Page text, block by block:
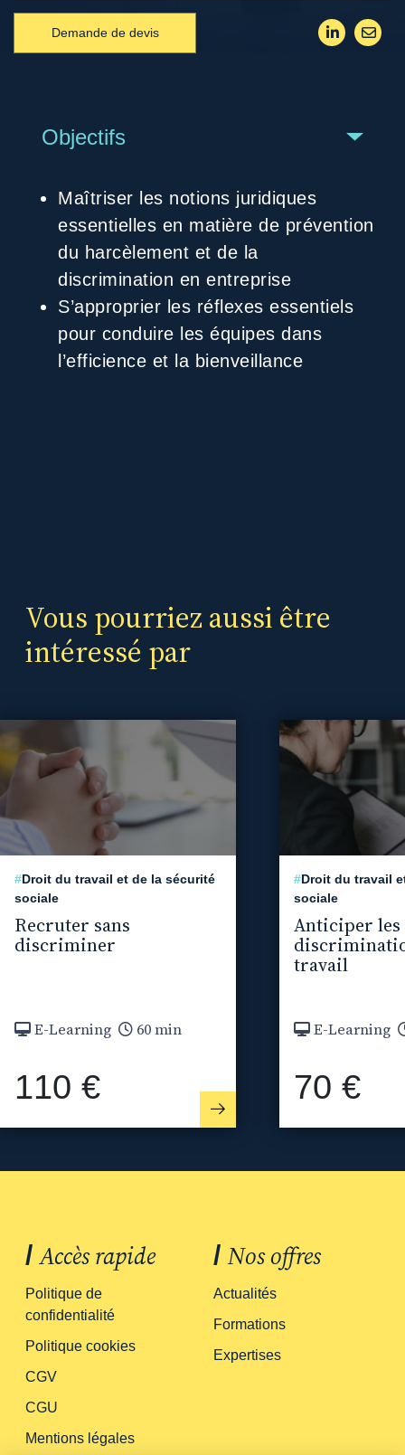
Demande de devis
Objectifs
Maîtriser les notions juridiques
essentielles en matière de prévention
du harcèlement et de la
discrimination en entreprise
S’approprier les réflexes essentiels
pour conduire les équipes dans
l’efficience et la bienveillance
Vous pourriez aussi être
intéressé par
#Droit du travail et de la sécurité
sociale
Recruter sans
discriminer
E-Learning 60 min
110 €
#Droit du travail
sociale
Anticiper les
travail
E-Learning
70 €
/ Accès rapide
Politique de
confidentialité
Politique cookies
CGV
CGU
Mentions légales
/ Nos offres
Actualités
Formations
Expertises